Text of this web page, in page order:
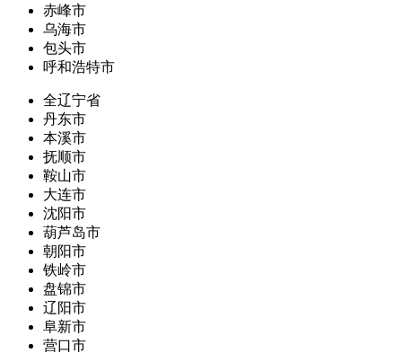
赤峰市
乌海市
包头市
呼和浩特市
全辽宁省
丹东市
本溪市
抚顺市
鞍山市
大连市
沈阳市
葫芦岛市
朝阳市
铁岭市
盘锦市
辽阳市
阜新市
营口市